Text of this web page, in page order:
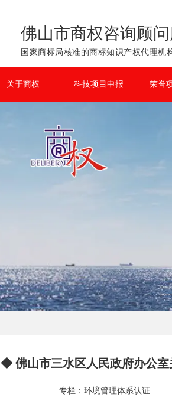
佛山市商权咨询顾
国家商标局核准的商标知识产权代理机
关于商权 科技项目申报 荣誉
◆ 佛山市三水区人民政府办公室
专栏： 环境管理体系认证